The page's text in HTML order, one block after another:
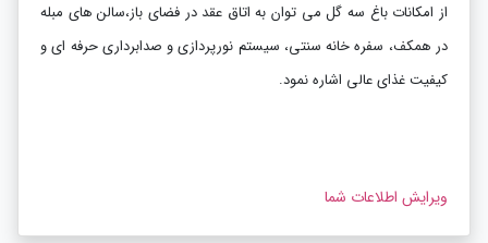
از امکانات باغ سه گل می توان به اتاق عقد در فضای باز،سالن های مبله
در همکف، سفره خانه سنتی، سیستم نورپردازی و صدابرداری حرفه ای و
کیفیت غذای عالی اشاره نمود.
ویرایش اطلاعات شما